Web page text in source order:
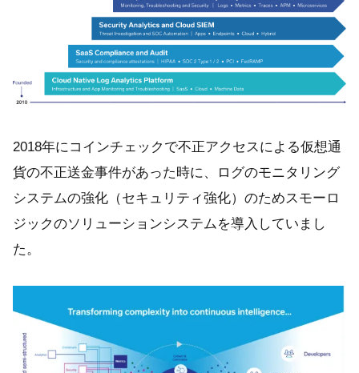
2018年にコインチェックで不正アクセスによる仮想通
貨の不正送金事件があった時に、ログのモニタリング
システムの強化（セキュリティ強化）のためスモーロ
ジックのソリューションシステムを導入していまし
た。